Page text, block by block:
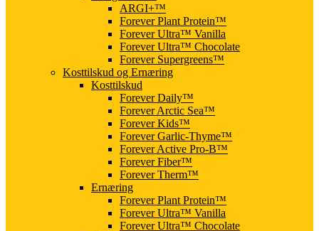
ARGI+™
Forever Plant Protein™
Forever Ultra™ Vanilla
Forever Ultra™ Chocolate
Forever Supergreens™
Kosttilskud og Ernæring
Kosttilskud
Forever Daily™
Forever Arctic Sea™
Forever Kids™
Forever Garlic-Thyme™
Forever Active Pro-B™
Forever Fiber™
Forever Therm™
Ernæring
Forever Plant Protein™
Forever Ultra™ Vanilla
Forever Ultra™ Chocolate